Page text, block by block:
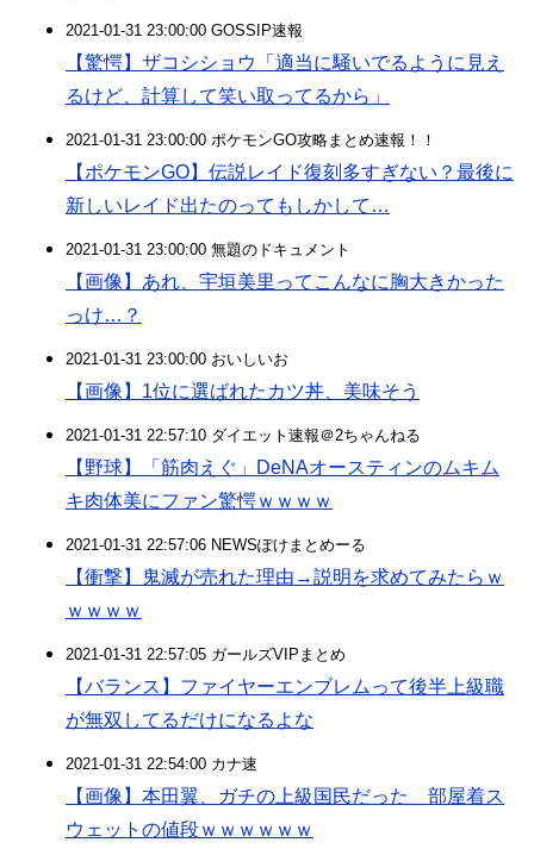
2021-01-31 23:00:00 GOSSIP速報
【驚愕】ザコシショウ「適当に騒いでるように見え
るけど、計算して笑い取ってるから」
2021-01-31 23:00:00 ポケモンGO攻略まとめ速報！！
【ポケモンGO】伝説レイド復刻多すぎない？最後に
新しいレイド出たのってもしかして…
2021-01-31 23:00:00 無題のドキュメント
【画像】あれ、宇垣美里ってこんなに胸大きかった
っけ…？
2021-01-31 23:00:00 おいしいお
【画像】1位に選ばれたカツ丼、美味そう
2021-01-31 22:57:10 ダイエット速報＠2ちゃんねる
【野球】「筋肉えぐ」DeNAオースティンのムキム
キ肉体美にファン驚愕ｗｗｗｗ
2021-01-31 22:57:06 NEWSぽけまとめーる
【衝撃】鬼滅が売れた理由→説明を求めてみたらｗ
ｗｗｗｗ
2021-01-31 22:57:05 ガールズVIPまとめ
【バランス】ファイヤーエンブレムって後半上級職
が無双してるだけになるよな
2021-01-31 22:54:00 カナ速
【画像】本田翼、ガチの上級国民だった 部屋着ス
ウェットの値段ｗｗｗｗｗｗ